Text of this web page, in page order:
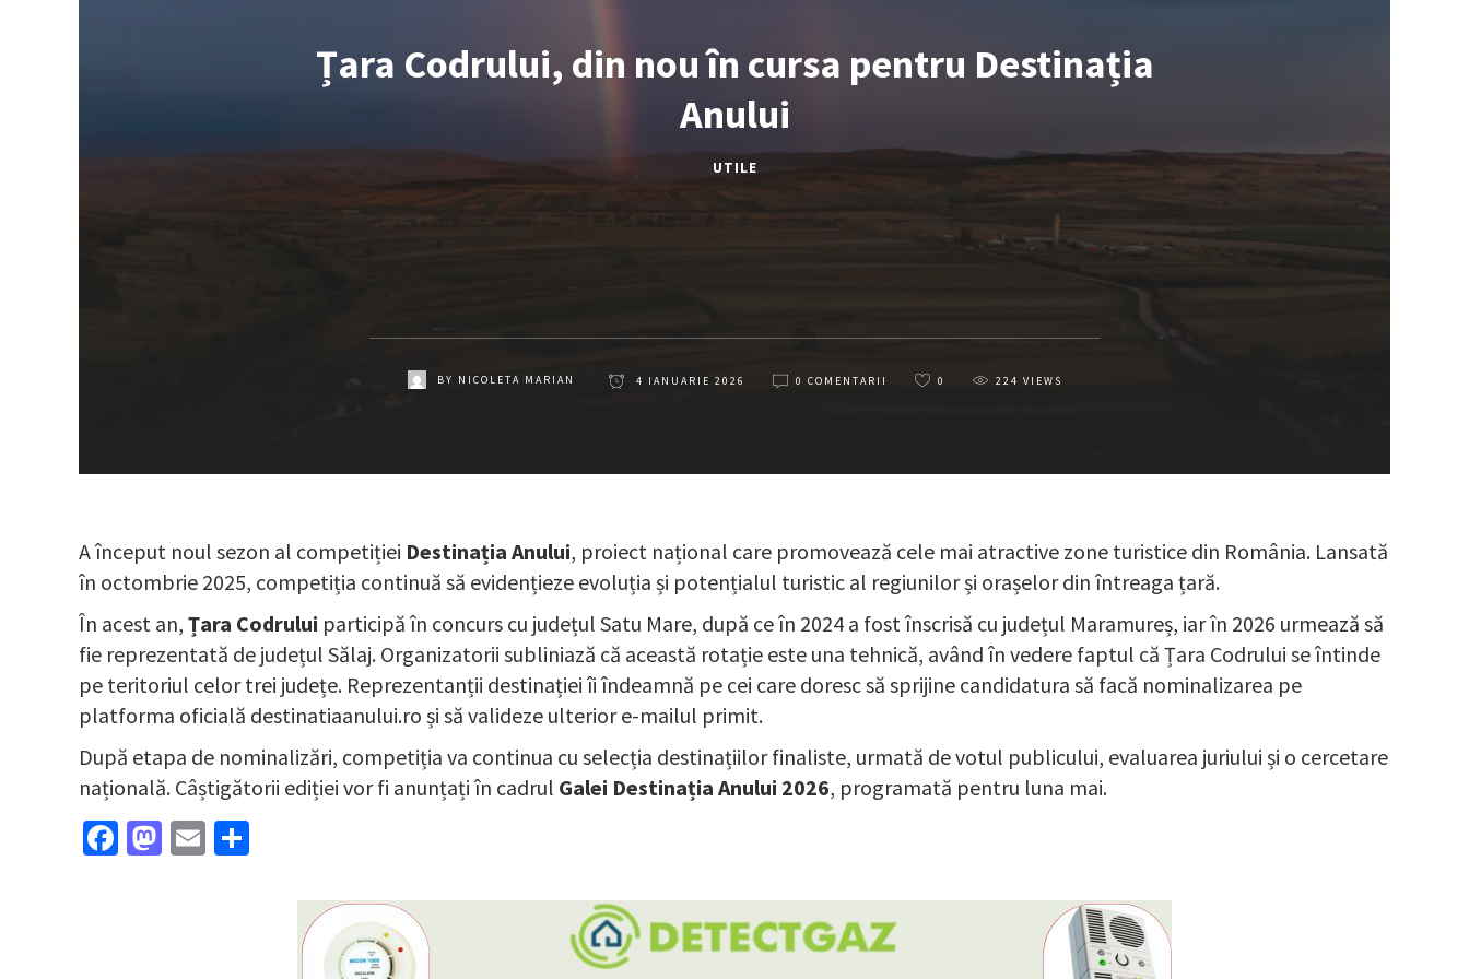
Țara Codrului, din nou în cursa pentru Destinația
Anului
UTILE
BY NICOLETA MARIAN 4 IANUARIE 2026 0 COMENTARII 0 224 VIEWS
A început noul sezon al competiției Destinația Anului, proiect național care promovează cele mai atractive zone turistice din România. Lansată
în octombrie 2025, competiția continuă să evidențieze evoluția și potențialul turistic al regiunilor și orașelor din întreaga țară.
În acest an, Țara Codrului participă în concurs cu județul Satu Mare, după ce în 2024 a fost înscrisă cu județul Maramureș, iar în 2026 urmează să
fie reprezentată de județul Sălaj. Organizatorii subliniază că această rotație este una tehnică, având în vedere faptul că Țara Codrului se întinde
pe teritoriul celor trei județe. Reprezentanții destinației îi îndeamnă pe cei care doresc să sprijine candidatura să facă nominalizarea pe
platforma oficială destinatiaanului.ro și să valideze ulterior e-mailul primit.
După etapa de nominalizări, competiția va continua cu selecția destinațiilor finaliste, urmată de votul publicului, evaluarea juriului și o cercetare
națională. Câștigătorii ediției vor fi anunțați în cadrul Galei Destinația Anului 2026, programată pentru luna mai.
Facebook
Mastodon
Email